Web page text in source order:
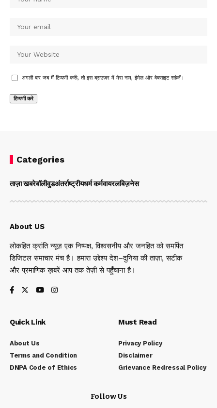
अगली बार जब मैं टिप्पणी करूँ, तो इस ब्राउज़र में मेरा नाम, ईमेल और वेबसाइट सहेजें।
Categories
ताज़ा खबरेबॉलीवुडअंतर्राष्ट्रीयधर्म कर्मवायरलबिज़नेस
About US
लोकहित क्रांति न्यूज़ एक निष्पक्ष, विश्वसनीय और जनहित को समर्पित
डिजिटल समाचार मंच है। हमारा उद्देश्य देश–दुनिया की ताज़ा, सटीक
और प्रमाणिक ख़बरें आप तक तेज़ी से पहुँचाना है।
Quick Link
About Us
Terms and Condition
DNPA Code of Ethics
Must Read
Privacy Policy
Disclaimer
Grievance Redressal Policy
Follow Us